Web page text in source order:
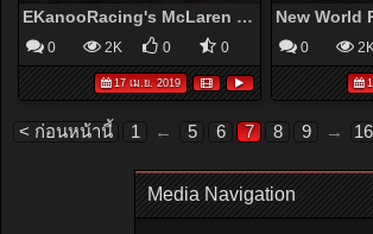
EKanooRacing's McLaren Senna Runs 9.94@234KM/H (145MPH)
0 2K 0 0
17 เม.ย. 2019
0 2K
< ก่อนหน้านี้ 1 ← 5 6 7 8 9 → 16
Media Navigation